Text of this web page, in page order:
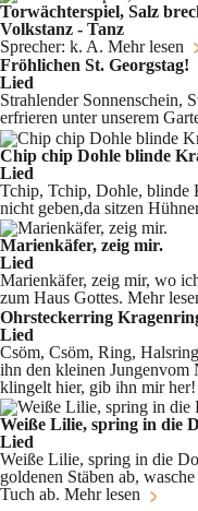
Torwächterspiel, Salz
Volkstanz - Tanz
Sprecher: k. A. Mehr lesen
Fröhlichen St. Georgstag!
Lied
Strahlender Sonnenschein,
erfrieren unter unserem
Chip chip Dohle blinde
Lied
Tchip, Tchip, Dohle, blinde
nicht geben,da sitzen
Marienkäfer, zeig mir.
Lied
Marienkäfer, zeig mir, wo
zum Haus Gottes. Mehr
Ohrsteckerring
Lied
Csöm, Csöm, Ring,
ihn den kleinen Jungenvom
klingelt hier, gib ihn mir her!
Weiße Lilie, spring in die
Lied
Weiße Lilie, spring in die
goldenen Stäben ab,
Tuch ab. Mehr lesen